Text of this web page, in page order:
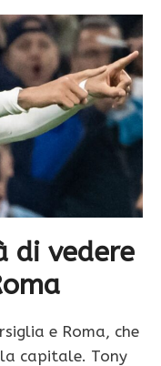
di vedere
e Roma, che
capitale. Tony